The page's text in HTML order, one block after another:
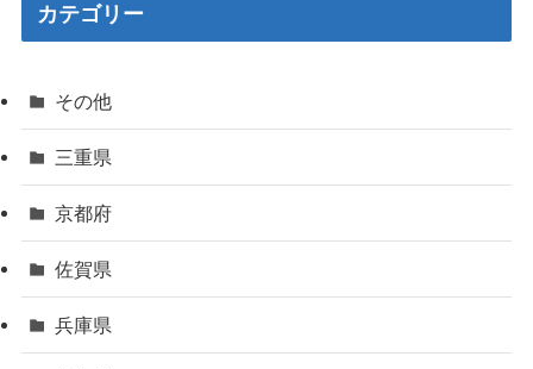
カテゴリー
その他
三重県
京都府
佐賀県
兵庫県